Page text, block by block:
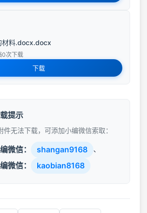
材料.docx.docx
0次下载
下载
提示
件无法下载，可添加小编微信索取：
微信： shangan9168 、
微信： kaobian8168